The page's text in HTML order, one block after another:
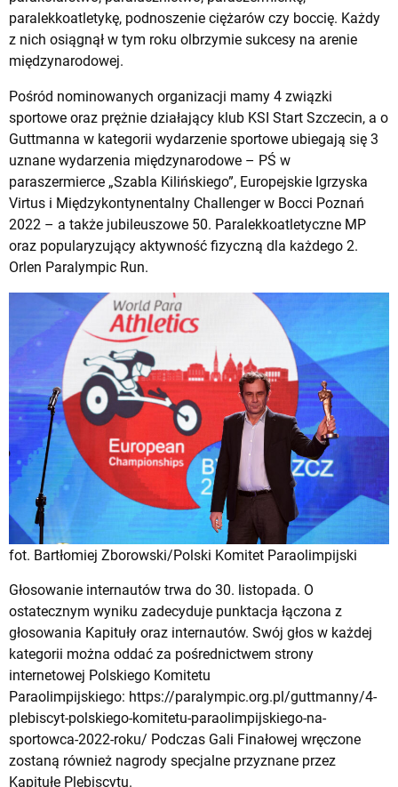
paralekkoatletykę, podnoszenie ciężarów czy boccię. Każdy
z nich osiągnął w tym roku olbrzymie sukcesy na arenie
międzynarodowej.
Pośród nominowanych organizacji mamy 4 związki
sportowe oraz prężnie działający klub KSI Start Szczecin, a o
Guttmanna w kategorii wydarzenie sportowe ubiegają się 3
uznane wydarzenia międzynarodowe – PŚ w
paraszermierce „Szabla Kilińskiego”, Europejskie Igrzyska
Virtus i Międzykontynentalny Challenger w Bocci Poznań
2022 – a także jubileuszowe 50. Paralekkoatletyczne MP
oraz popularyzujący aktywność fizyczną dla każdego 2.
Orlen Paralympic Run.
fot. Bartłomiej Zborowski/Polski Komitet Paraolimpijski
Głosowanie internautów trwa do 30. listopada. O
ostatecznym wyniku zadecyduje punktacja łączona z
głosowania Kapituły oraz internautów. Swój głos w każdej
kategorii można oddać za pośrednictwem strony
internetowej Polskiego Komitetu
Paraolimpijskiego: https://paralympic.org.pl/guttmanny/4-
plebiscyt-polskiego-komitetu-paraolimpijskiego-na-
sportowca-2022-roku/ Podczas Gali Finałowej wręczone
zostaną również nagrody specjalne przyznane przez
Kapitułę Plebiscytu.